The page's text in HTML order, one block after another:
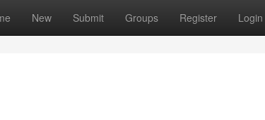
New Submit Groups Register Login